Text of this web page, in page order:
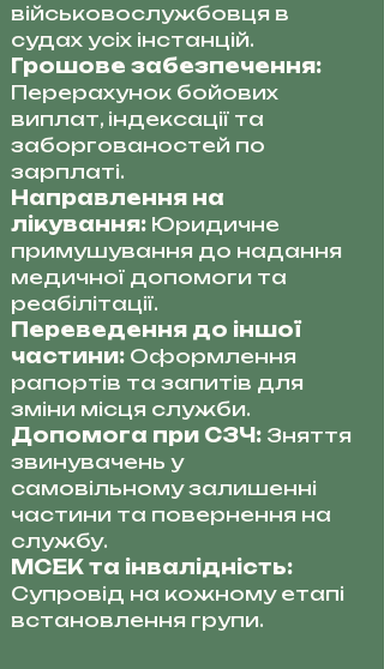
військовослужбовця в
судах усіх інстанцій.
Грошове забезпечення:
Перерахунок бойових
виплат, індексації та
заборгованостей по
зарплаті.
Направлення на
лікування: Юридичне
примушування до надання
медичної допомоги та
реабілітації.
Переведення до іншої
частини: Оформлення
рапортів та запитів для
зміни місця служби.
Допомога при СЗЧ: Зняття
звинувачень у
самовільному залишенні
частини та повернення на
службу.
МСЕК та інвалідність:
Супровід на кожному етапі
встановлення групи.